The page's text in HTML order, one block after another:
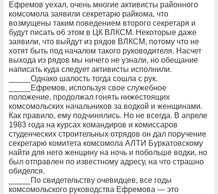
Ефремов уехал, очень многие активисты районного
комсомола заявили секретарю райкома, что
возмущены таким поведением второго секретаря и
будут писать об этом в ЦК ВЛКСМ. Некоторые даже
заявили, что выйдут из рядов ВЛКСМ, потому что не
хотят быть под началом такого руководителя. Насчет
выхода из рядов мы ничего не узнали, но обещание
написать куда следует активисты исполнили.
_____Однако шалость тогда сошла с рук.
_____Ефремов, используя свое служебное
положение, продолжал гонять нижестоящих
комсомольских начальников за водкой и женщинами.
Как правило, ему подчинялись. Но не всегда. В апреле
1983 года на курсах командиров и комиссаров
студенческих строительных отрядов он дал поручение
секретарю комитета комсомола АЛТИ Буркатовскому
найти для него женщину на ночь и побольше водки, но
был отправлен по известному адресу, на что страшно
обиделся.
_____По свидетельству очевидцев, все годы
комсомольского руководства Ефремова — это